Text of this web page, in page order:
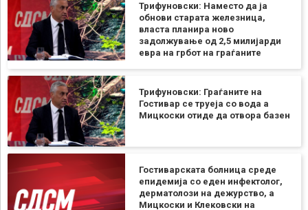
Трифуновски: Наместо да ја
обнови старата железница,
власта планира ново
задолжување од 2,5 милијарди
евра на грбот на граѓаните
Трифуновски: Граѓаните на
Гостивар се труеја со вода а
Мицкоски отиде да отвора базен
Гостиварската болница среде
епидемија со еден инфектолог,
дерматолози на дежурство, а
Мицкоски и Клековски на